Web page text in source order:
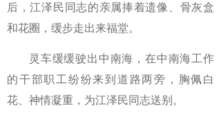
后，江泽民同志的亲属捧着遗像、骨灰盒
和花圈，缓步走出来福堂。
灵车缓缓驶出中南海，在中南海工作
的干部职工纷纷来到道路两旁，胸佩白
花、神情凝重，为江泽民同志送别。